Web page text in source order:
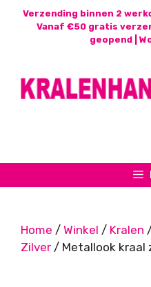
Verzending binnen 2
Vanaf €50 gratis
geopend |
Home / Winkel / Kralen
Zilver / Metallook kraal